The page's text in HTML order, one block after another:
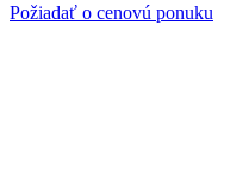
Požiadať o cenovú ponuku